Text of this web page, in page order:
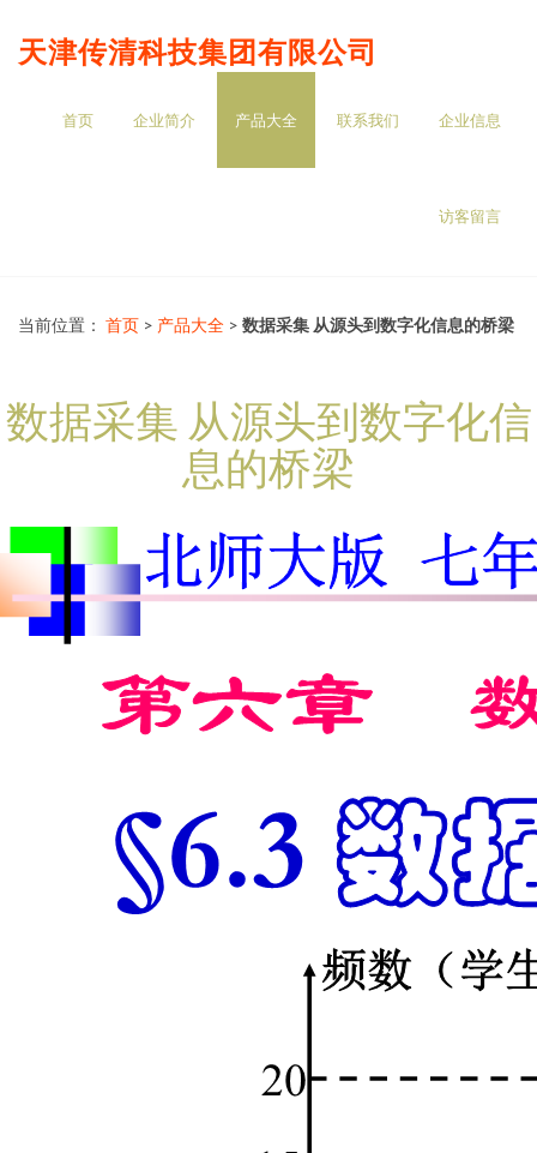
天津传清科技集团有限公司
首页 企业简介 产品大全 联系我们 企业信息
访客留言
当前位置： 首页 > 产品大全 > 数据采集 从源头到数字化信息的桥梁
数据采集 从源头到数字化信
息的桥梁